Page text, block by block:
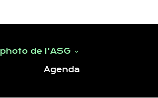
photo de l'ASG
Agenda